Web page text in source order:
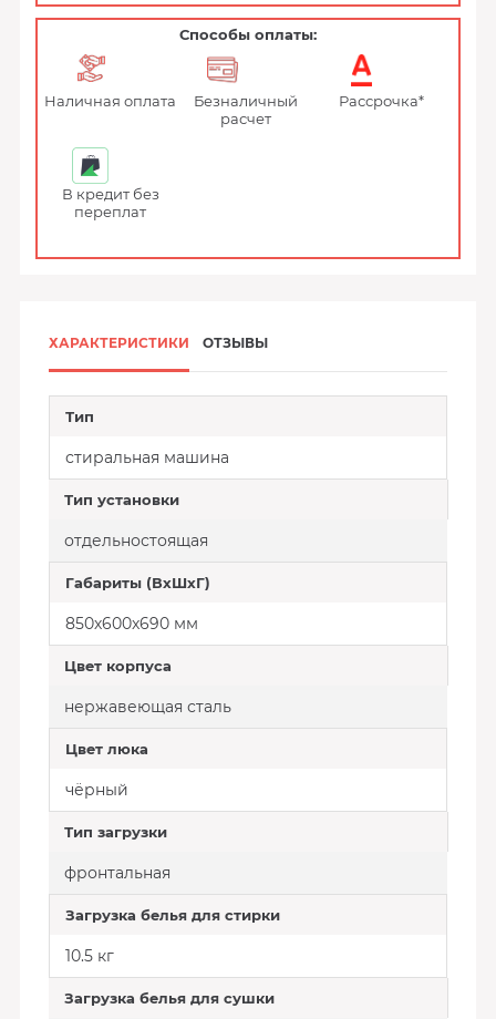
Способы оплаты:
Наличная оплата
Безналичный
расчет
Рассрочка*
В кредит без
переплат
ХАРАКТЕРИСТИКИ ОТЗЫВЫ
Тип
стиральная машина
Тип установки
отдельностоящая
Габариты (ВхШхГ)
850х600x690 мм
Цвет корпуса
нержавеющая сталь
Цвет люка
чёрный
Тип загрузки
фронтальная
Загрузка белья для стирки
10.5 кг
Загрузка белья для сушки